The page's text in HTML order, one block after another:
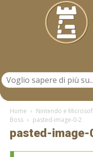
Home
Nintendo e
Boss
pasted-image-0-2
pasted-image-